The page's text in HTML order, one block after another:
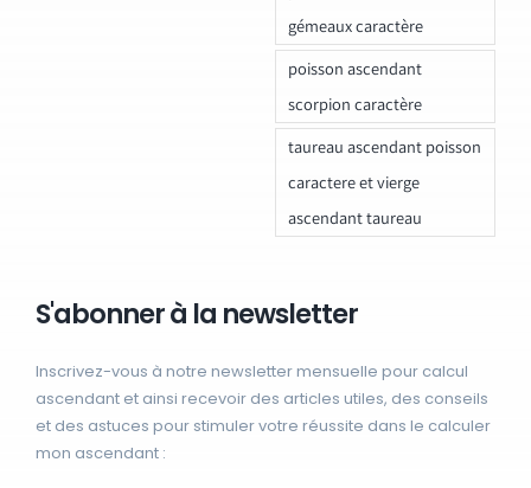
gémeaux caractère
poisson ascendant
scorpion caractère
taureau ascendant poisson
caractere et vierge
ascendant taureau
S'abonner à la newsletter
Inscrivez-vous à notre newsletter mensuelle pour calcul
ascendant et ainsi recevoir des articles utiles, des conseils
et des astuces pour stimuler votre réussite dans le calculer
mon ascendant :